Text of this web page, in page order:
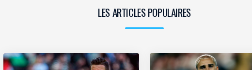
LES ARTICLES POPULAIRES